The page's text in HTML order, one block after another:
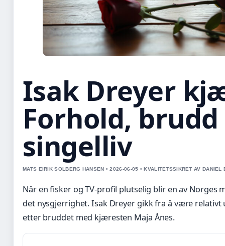
Isak Dreyer
Forhold, brudd
singelliv
MATS EIRIK SOLBERG HANSEN • 2026-06-05 • KVALITETSSIKRET AV DANIEL
Når en fisker og TV-profil plutselig blir en av Norges
det nysgjerrighet. Isak Dreyer gikk fra å være
etter bruddet med kjæresten Maja Ånes.